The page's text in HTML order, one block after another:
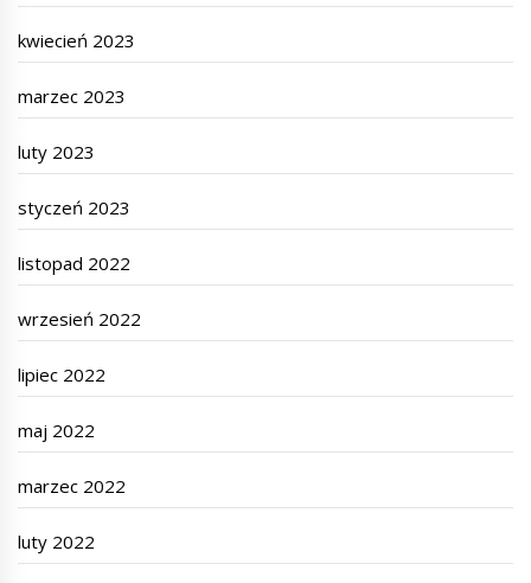
kwiecień 2023
marzec 2023
luty 2023
styczeń 2023
listopad 2022
wrzesień 2022
lipiec 2022
maj 2022
marzec 2022
luty 2022